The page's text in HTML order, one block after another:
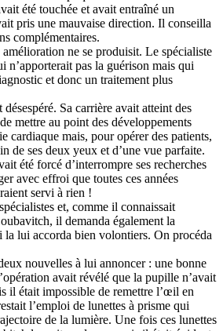
été touchée et avait entraîné un
pris une mauvaise direction. Il conseilla
complémentaires.
ne se produisit. Le spécialiste
n’apporterait pas la guérison mais qui
et donc un traitement plus
Sa carrière avait atteint des
mettre au point des développements
cardiaque mais, pour opérer des patients,
de ses deux yeux et d’une vue parfaite.
été forcé d’interrompre ses recherches
avec effroi que toutes ces années
servi à rien !
et, comme il connaissait
il demanda également la
lui accorda bien volontiers. On procéda
nouvelles à lui annoncer : une bonne
avait révélé que la pupille n’avait
il était impossible de remettre l’œil en
l’emploi de lunettes à prisme qui
de la lumière. Une fois ces lunettes